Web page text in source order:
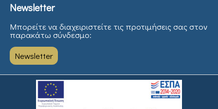
Newsletter
Μπορείτε να διαχειριστείτε τις προτιμήσεις σας στον
παρακάτω σύνδεσμο:
Newsletter